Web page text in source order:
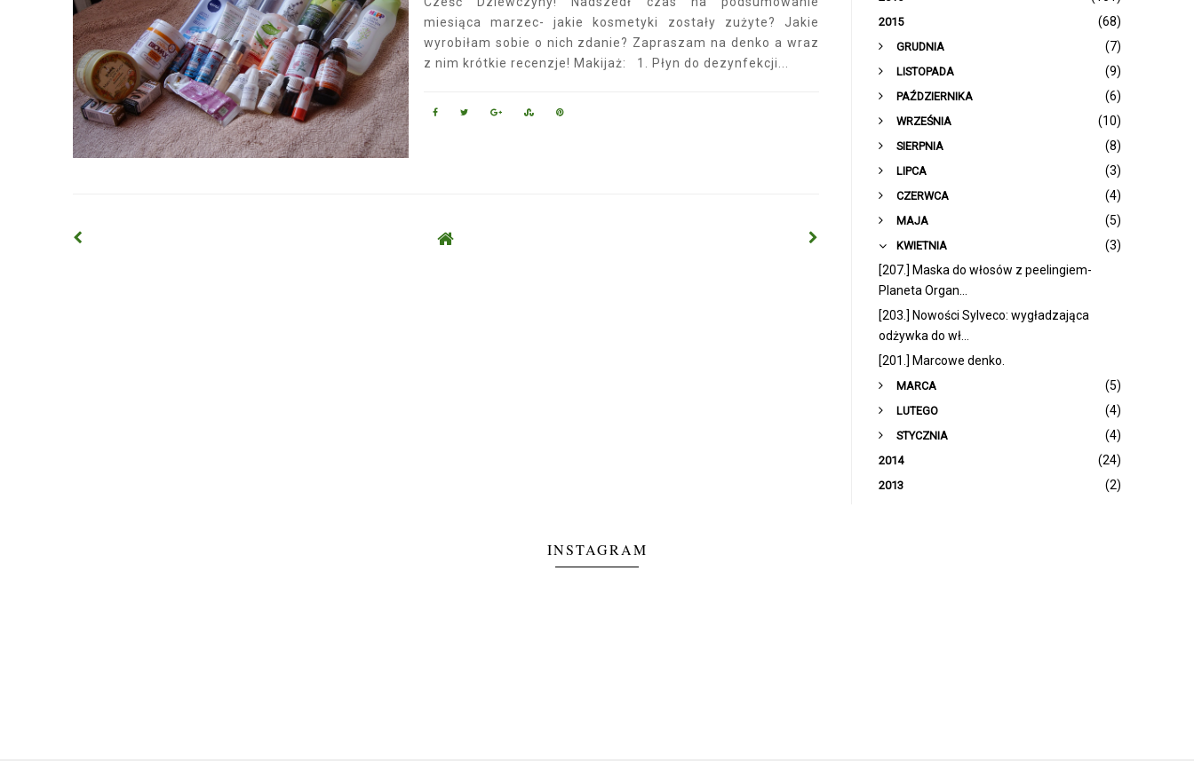
miesiąca marzec- jakie kosmetyki zostały zużyte? Jakie
wyrobiłam sobie o nich zdanie? Zapraszam na denko a wraz
z nim krótkie recenzje! Makijaż: 1. Płyn do dezynfekcji...
2015
(68)
►
GRUDNIA
(7)
►
LISTOPADA
(9)
►
PAŹDZIERNIKA
(6)
►
WRZEŚNIA
(10)
►
SIERPNIA
(8)
►
LIPCA
(3)
►
CZERWCA
(4)
►
MAJA
(5)
▼
KWIETNIA
(3)
[207.] Maska do włosów z peelingiem-
Planeta Organ...
[203.] Nowości Sylveco: wygładzająca
odżywka do wł...
[201.] Marcowe denko.
►
MARCA
(5)
►
LUTEGO
(4)
►
STYCZNIA (4)
2014 (24)
2013 (2)
INSTAGRAM